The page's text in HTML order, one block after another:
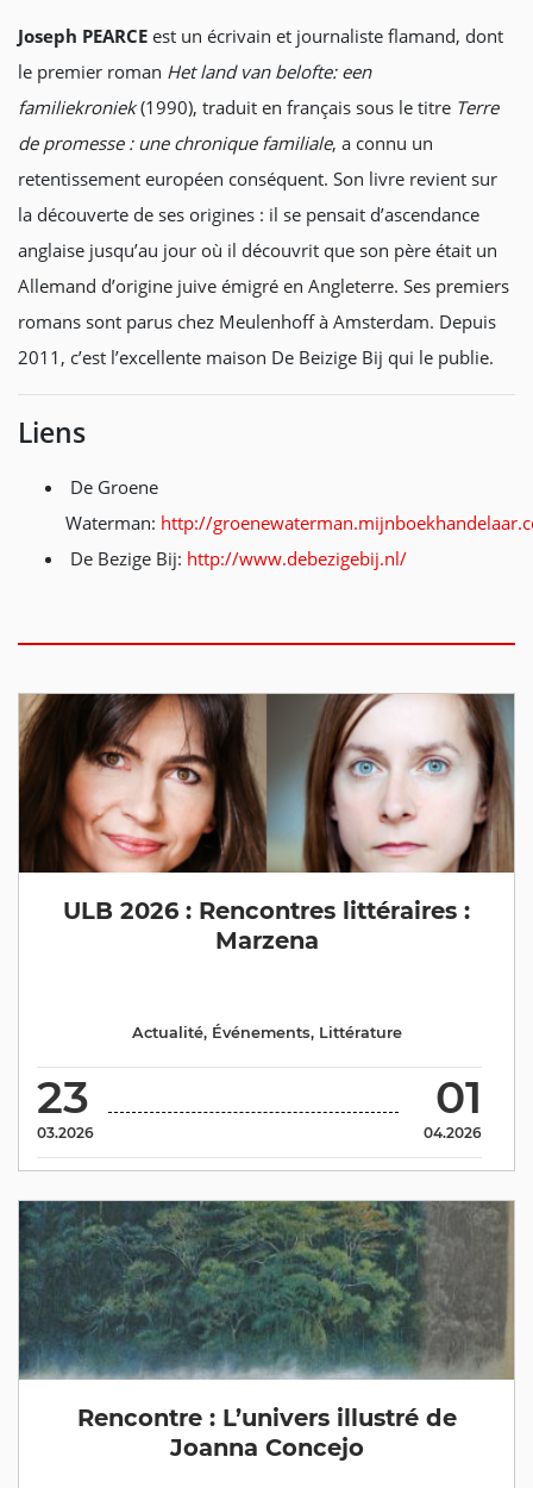
Joseph PEARCE est un écrivain et journaliste flamand, dont
le premier roman Het land van belofte: een
familiekroniek(1990), traduit en français sous le titre Terre
de promesse : une chronique familiale, a connu un
retentissement européen conséquent. Son livre revient sur
la découverte de ses origines : il se pensait d’ascendance
anglaise jusqu’au jour où il découvrit que son père était un
Allemand d’origine juive émigré en Angleterre. Ses premiers
romans sont parus chez Meulenhoff à Amsterdam. Depuis
2011, c’est l’excellente maison De Beizige Bij qui le publie.
Liens
De Groene
Waterman: http://
De Bezige Bij: http://www.debezigebij.nl/
ULB 2026 : Rencontres littéraires :
Marzena
23
03.2026
01
04.2026
Actualité, Événements, Littérature
Rencontre : L’univers illustré de
Joanna Concejo